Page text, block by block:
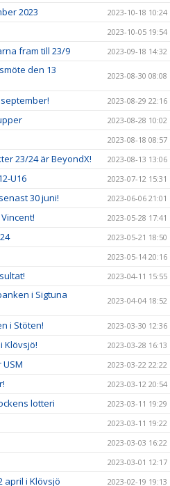
2023 2023-10-18 10:24
2023-10-05 19:54
fram till 23/9 2023-09-18 14:32
den 13
2023-08-30 08:08
2023-08-29 22:16
2023-08-28 10:02
2023-08-18 08:57
23/24 är BeyondX! 2023-08-13 13:06
U16 2023-07-12 15:31
30 juni! 2023-06-06 21:01
2023-05-28 17:41
2023-05-21 18:50
2023-05-14 20:16
2023-04-11 15:55
i Sigtuna
2023-04-04 18:52
i Stöten! 2023-03-30 12:36
Klövsjö! 2023-03-28 16:13
2023-03-22 22:22
2023-03-12 20:54
lotteri 2023-03-11 19:29
2023-03-11 19:22
2023-03-03 16:22
2023-03-01 12:17
april i Klövsjö 2023-02-19 19:13